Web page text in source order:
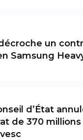
un
Samsung
d’État
de 370